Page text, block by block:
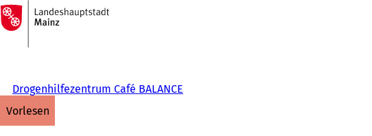
Inhalt anspringen
Zur
Startseite
Drogenhilfezentrum Café BALANCE
vorlesen